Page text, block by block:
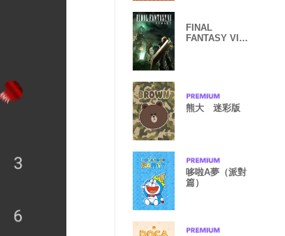
FINAL
FANTASY VII
熊大 迷彩版
哆啦A夢（派對
篇）